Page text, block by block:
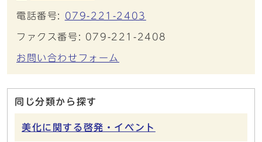
電話番号: 079-221-2403
ファクス番号: 079-221-2408
お問い合わせフォーム
同じ分類から探す
美化に関する啓発・イベント